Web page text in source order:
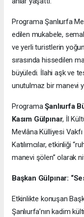
ProgramaŞanlıurfa
edilen mukabele,
ve yerli turistlerin
sırasında hissedilen
büyüledi. İlahi aşk ve
unutulmaz bir manevi
ProgramaŞanlıurfa
Kasım Gülpınar, İl
Mevlâna Külliyesi Vakfı
Katılımcılar, etkinliği
manevi şölen” olarak
Başkan Gülpınar:
Etkinlikte konuşan
Şanlıurfa’nın kadim